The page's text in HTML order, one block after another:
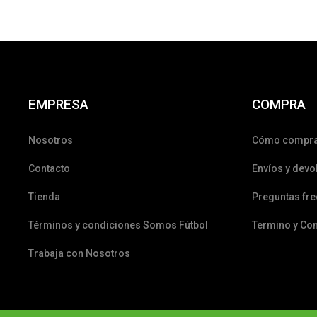
EMPRESA
Nosotros
Contacto
Tienda
Términos y condiciones Somos Fútbol
Trabaja con Nosotros
COMPRA
Cómo
Envíos y
Preguntas
Termino y